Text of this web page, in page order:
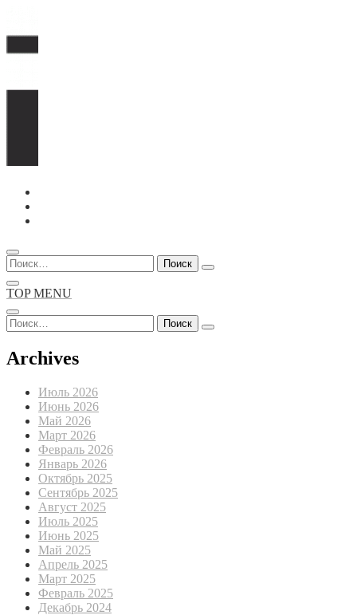
Перейти
содержимому
Найти:
TOP MENU
Найти:
Archives
Июль 2026
Июнь 2026
Май 2026
Март 2026
Февраль 2026
Январь 2026
Октябрь 2025
Сентябрь 2025
Август 2025
Июль 2025
Июнь 2025
Май 2025
Апрель 2025
Март 2025
Февраль 2025
Декабрь 2024